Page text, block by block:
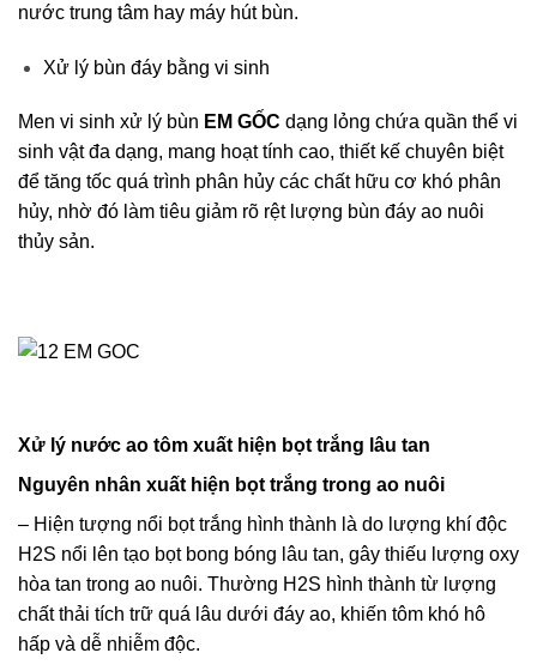
nước trung tâm hay máy hút bùn.
Xử lý bùn đáy bằng vi sinh
Men vi sinh xử lý bùn EM GỐC dạng lỏng chứa quần thể vi
sinh vật đa dạng, mang hoạt tính cao, thiết kế chuyên biệt
để tăng tốc quá trình phân hủy các chất hữu cơ khó phân
hủy, nhờ đó làm tiêu giảm rõ rệt lượng bùn đáy ao nuôi
thủy sản.
Xử lý nước ao tôm xuất hiện bọt trắng lâu tan
Nguyên nhân xuất hiện bọt trắng trong ao nuôi
– Hiện tượng nổi bọt trắng hình thành là do lượng khí độc
H2S nổi lên tạo bọt bong bóng lâu tan, gây thiếu lượng oxy
hòa tan trong ao nuôi. Thường H2S hình thành từ lượng
chất thải tích trữ quá lâu dưới đáy ao, khiến tôm khó hô
hấp và dễ nhiễm độc.